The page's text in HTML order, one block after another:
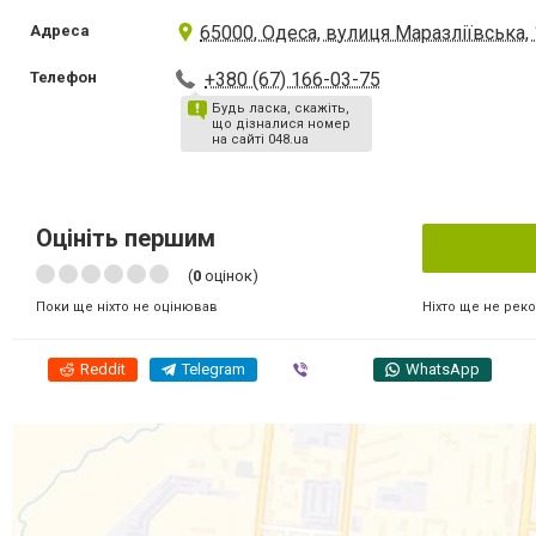
Адреса 65000, Одеса, вулиця Маразліївська,
Телефон +380 (67) 166-03-75
Будь ласка, скажіть,
що дізналися номер
на сайті 048.ua
Оцініть першим
(0 оцінок)
Поки ще ніхто не оцінював Ніхто ще не
Reddit Telegram WhatsApp